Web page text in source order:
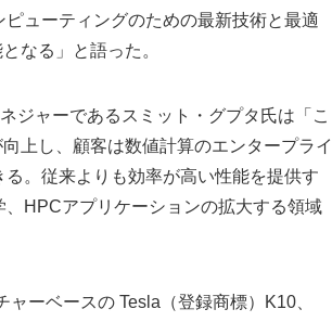
ューティングのための最新技術と最適
なる」と語った。
ジャーであるスミット・グプタ氏は「こ
上し、顧客は数値計算のエンタープライ
。従来よりも効率が高い性能を提供す
HPCアプリケーションの拡大する領域
ーベースの Tesla（登録商標）K10、